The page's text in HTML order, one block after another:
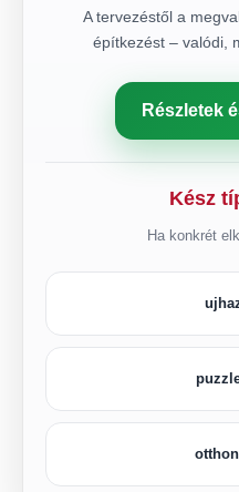
A tervezéstől a
építkezést – valódi,
Részletek
Kész
Ha konkrét